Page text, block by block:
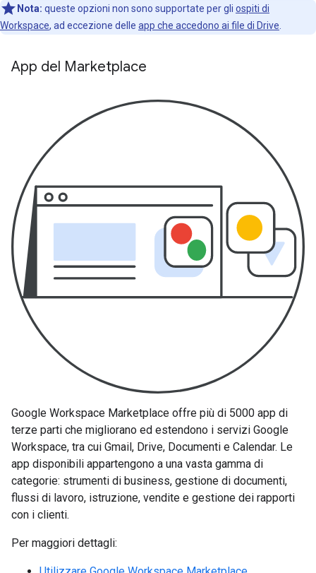
Nota: queste opzioni non sono supportate per gli ospiti di
Workspace, ad eccezione delle app che accedono ai file di Drive
App del Marketplace
Google Workspace Marketplace offre più di 5000 app di
terze parti che migliorano ed estendono i servizi Google
Workspace, tra cui Gmail, Drive, Documenti e Calendar. Le
app disponibili appartengono a una vasta gamma di
categorie: strumenti di business, gestione di documenti,
flussi di lavoro, istruzione, vendite e gestione dei rapporti
con i clienti.
Per maggiori dettagli: